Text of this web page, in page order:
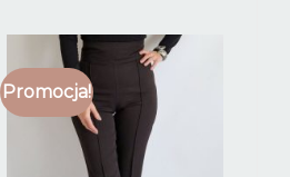
Promocja!